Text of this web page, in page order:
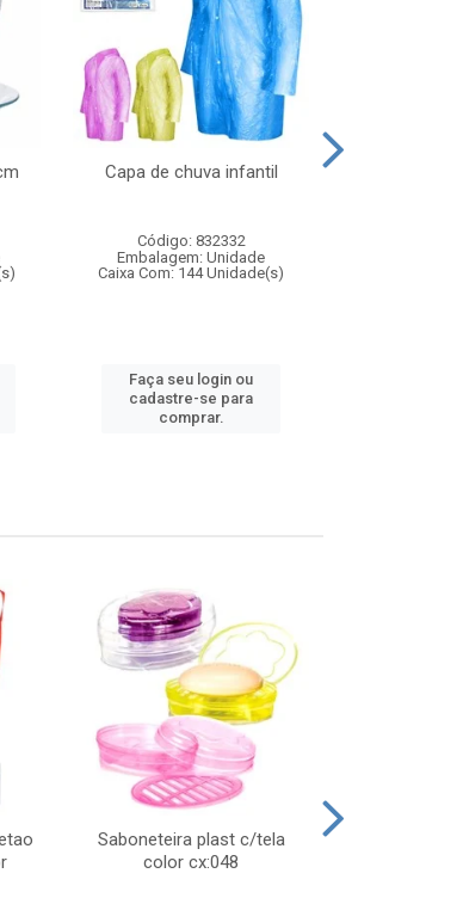
Capa de chuva infantil
Código: 832332
Embalagem: Unidade
Caixa Com: 144 Unidade(s)
Faça seu login ou
cadastre-se para
comprar.
Saboneteira plast c/tela
color cx:048